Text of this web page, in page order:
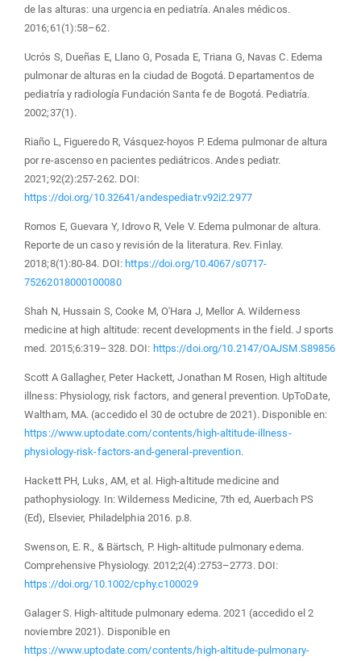
de las alturas: una urgencia en pediatría. Anales médicos.
2016;61(1):58–62.
Ucrós S, Dueñas E, Llano G, Posada E, Triana G, Navas C. Edema
pulmonar de alturas en la ciudad de Bogotá. Departamentos de
pediatría y radiología Fundación Santa fe de Bogotá. Pediatría.
2002;37(1).
Riaño L, Figueredo R, Vásquez-hoyos P. Edema pulmonar de altura
por re-ascenso en pacientes pediátricos. Andes pediatr.
2021;92(2):257-262. DOI:
https://doi.org/10.32641/andespediatr.v92i2.2977
Romos E, Guevara Y, Idrovo R, Vele V. Edema pulmonar de altura.
Reporte de un caso y revisión de la literatura. Rev. Finlay.
2018;8(1):80-84. DOI: https://doi.org/10.4067/s0717-
75262018000100080
Shah N, Hussain S, Cooke M, O'Hara J, Mellor A. Wilderness
medicine at high altitude: recent developments in the field. J sports
med. 2015;6:319–328. DOI: https://doi.org/10.2147/OAJSM.S89856
Scott A Gallagher, Peter Hackett, Jonathan M Rosen, High altitude
illness: Physiology, risk factors, and general prevention. UpToDate,
Waltham, MA. (accedido el 30 de octubre de 2021). Disponible en:
https://www.uptodate.com/contents/high-altitude-illness-
physiology-risk-factors-and-general-prevention.
Hackett PH, Luks, AM, et al. High-altitude medicine and
pathophysiology. In: Wilderness Medicine, 7th ed, Auerbach PS
(Ed), Elsevier, Philadelphia 2016. p.8.
Swenson, E. R., & Bärtsch, P. High-altitude pulmonary edema.
Comprehensive Physiology. 2012;2(4):2753–2773. DOI:
https://doi.org/10.1002/cphy.c100029
Galager S. High-altitude pulmonary edema. 2021 (accedido el 2
noviembre 2021). Disponible en
https://www.uptodate.com/contents/high-altitude-pulmonary-